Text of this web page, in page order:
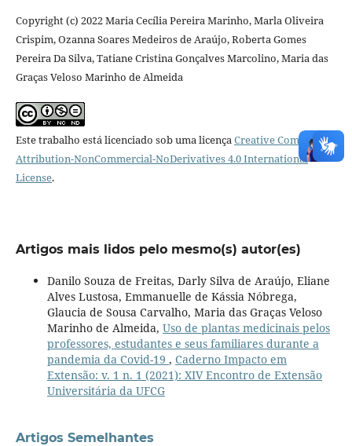
Copyright (c) 2022 Maria Cecília Pereira Marinho, Marla Oliveira
Crispim, Ozanna Soares Medeiros de Araújo, Roberta Gomes
Pereira Da Silva, Tatiane Cristina Gonçalves Marcolino, Maria das
Graças Veloso Marinho de Almeida
Este trabalho está licenciado sob uma licençaCreative Commons
Attribution-NonCommercial-NoDerivatives 4.0 International
License.
Artigos mais lidos pelo mesmo(s) autor(es)
Danilo Souza de Freitas, Darly Silva de Araújo, Eliane
Alves Lustosa, Emmanuelle de Kássia Nóbrega,
Glaucia de Sousa Carvalho, Maria das Graças Veloso
Marinho de Almeida, Uso de plantas medicinais pelos
professores, estudantes e seus familiares durante a
pandemia da Covid-19 , Caderno Impacto em
Extensão: v. 1 n. 1 (2021): XIV Encontro de Extensão
Universitária da UFCG
Artigos Semelhantes